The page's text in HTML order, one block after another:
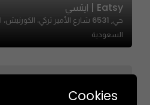
Eatsy | ايتسي
السعودية
Cookies